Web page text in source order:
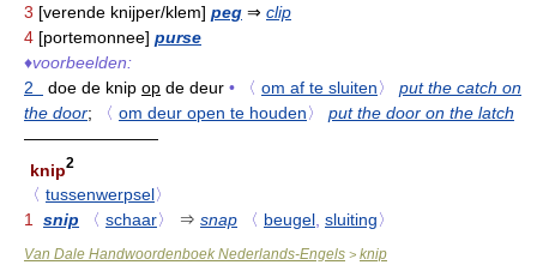
3 [verende knijper/klem] peg ⇒ clip
4 [portemonnee] purse
♦voorbeelden:
2
doe de knip op de deur • 〈 om af te sluiten〉
put the catch on
the door; 〈 om deur open te houden〉
put the door on the latch
————————
knip2
〈 tussenwerpsel〉
1 snip 〈 schaar〉 ⇒ snap 〈 beugel, sluiting〉
Van Dale Handwoordenboek Nederlands-Engels > knip